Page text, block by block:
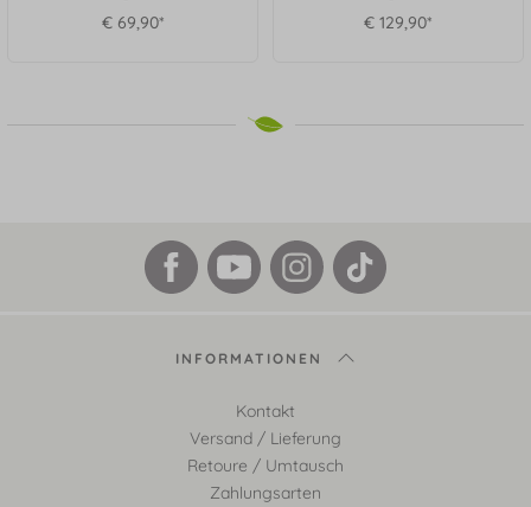
€ 69,90*
€ 129,90*
INFORMATIONEN
Kontakt
Versand / Lieferung
Retoure / Umtausch
Zahlungsarten